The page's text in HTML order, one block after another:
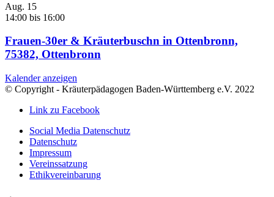
Aug. 15
14:00 bis 16:00
Frauen-30er & Kräuterbuschn in Ottenbronn,
75382, Ottenbronn
Kalender anzeigen
© Copyright - Kräuterpädagogen Baden-Württemberg e.V. 2022
Link zu Facebook
Social Media Datenschutz
Datenschutz
Impressum
Vereinssatzung
Ethikvereinbarung